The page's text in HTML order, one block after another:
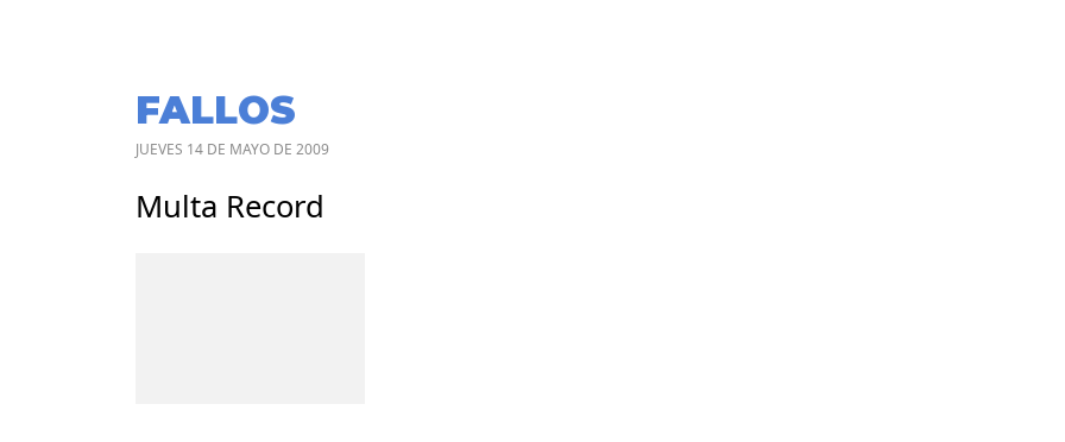
FALLOS
JUEVES 14 DE MAYO DE 2009
Multa Record